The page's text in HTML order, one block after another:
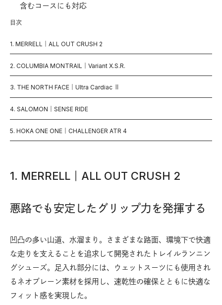
含むコースにも対応
目次
1. MERRELL｜ALL OUT CRUSH 2
2. COLUMBIA MONTRAIL｜Variant X.S.R.
3. THE NORTH FACE｜Ultra Cardiac Ⅱ
4. SALOMON｜SENSE RIDE
5. HOKA ONE ONE｜CHALLENGER ATR 4
1. MERRELL｜ALL OUT CRUSH 2
悪路でも安定したグリップ力を発揮する
凹凸の多い山道、水溜まり。さまざまな路面、環境下で快適
な走りを支えることを追求して開発されたトレイルランニン
グシューズ。足入れ部分には、ウェットスーツにも使用され
るネオプレーン素材を採用し、速乾性の確保とともに快適な
フィット感を実現した。